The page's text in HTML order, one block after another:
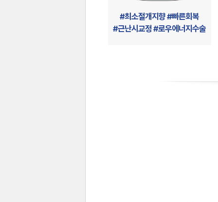
#최소절개지향 #빠른회복
#근난시교정 #로우에너지수술